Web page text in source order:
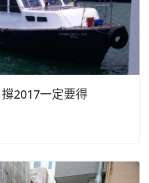
2017一定要得